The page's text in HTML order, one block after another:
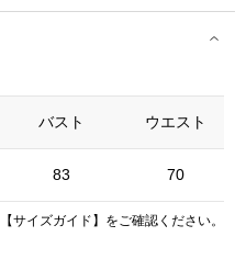
バスト ウエスト
83 70
【サイズガイド】 をご確認ください。